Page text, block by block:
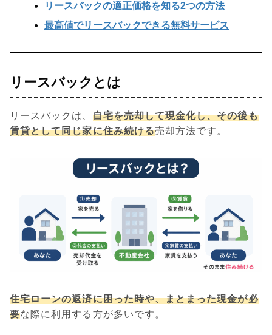
リースバックの適正価格を知る2つの方法
最高値でリースバックできる無料サービス
リースバックとは
リースバックは、 自宅を売却して現金化し、その後も
賃貸として同じ家に住み続ける売却方法です。
住宅ローンの返済に困った時や、まとまった現金が必
要な際に利用する方が多いです。